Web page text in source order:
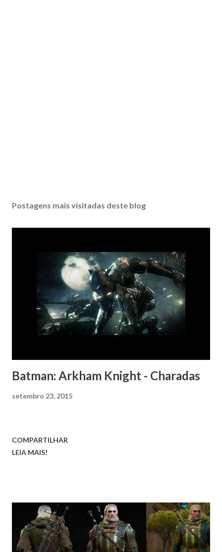
Postagens mais visitadas deste blog
Batman: Arkham Knight - Charadas
setembro 23, 2015
COMPARTILHAR
LEIA MAIS!